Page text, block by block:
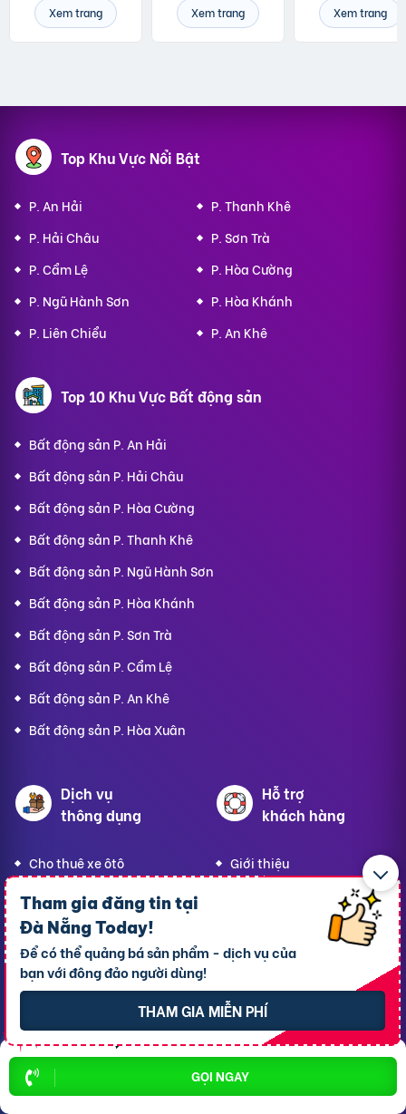
GỌI NGAY
Tham gia đăng tin tại
Đà Nẵng Today!
Để có thể quảng bá sản phẩm - dịch vụ của
bạn với đông đảo người dùng!
THAM GIA MIỄN PHÍ
Xem trang Xem trang Xem trang
Top Khu Vực Nổi Bật
P. An Hải
P. Thanh Khê
P. Hải Châu
P. Sơn Trà
P. Cẩm Lệ
P. Hòa Cường
P. Ngũ Hành Sơn
P. Hòa Khánh
P. Liên Chiểu
P. An Khê
Top 10 Khu Vực Bất động sản
Bất động sản P. An Hải
Bất động sản P. Hải Châu
Bất động sản P. Hòa Cường
Bất động sản P. Thanh Khê
Bất động sản P. Ngũ Hành Sơn
Bất động sản P. Hòa Khánh
Bất động sản P. Sơn Trà
Bất động sản P. Cẩm Lệ
Bất động sản P. An Khê
Bất động sản P. Hòa Xuân
Dịch vụ
thông dụng
Cho thuê xe ôtô
Cho thuê phòng trọ
Xe tải chở thuê
Homestay
Hải sản tươi sống
Trang trí quán - shop
Quà Lưu niệm
Dành cho thú cưng
Hỗ trợ
khách hàng
Giới thiệu
Bảng giá dịch vụ
Blog
Hướng dẫn sử dụng
Liên hệ hỗ trợ